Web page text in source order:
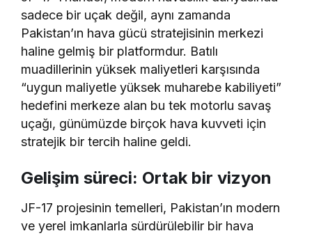
sadece bir uçak değil, aynı zamanda
Pakistan’ın hava gücü stratejisinin merkezi
haline gelmiş bir platformdur. Batılı
muadillerinin yüksek maliyetleri karşısında
“uygun maliyetle yüksek muharebe kabiliyeti”
hedefini merkeze alan bu tek motorlu savaş
uçağı, günümüzde birçok hava kuvveti için
stratejik bir tercih haline geldi.
Gelişim süreci: Ortak bir vizyon
JF-17 projesinin temelleri, Pakistan’ın modern
ve yerel imkanlarla sürdürülebilir bir hava